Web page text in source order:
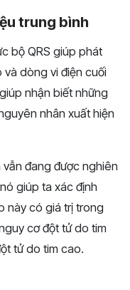
trung bình
bộ QRS giúp phát
dòng vi điện cuối
nhận biết những
nhân xuất hiện
đang được nghiên
giúp ta xác định
này có giá trị trong
cơ đột tử do tim
tử do tim cao.